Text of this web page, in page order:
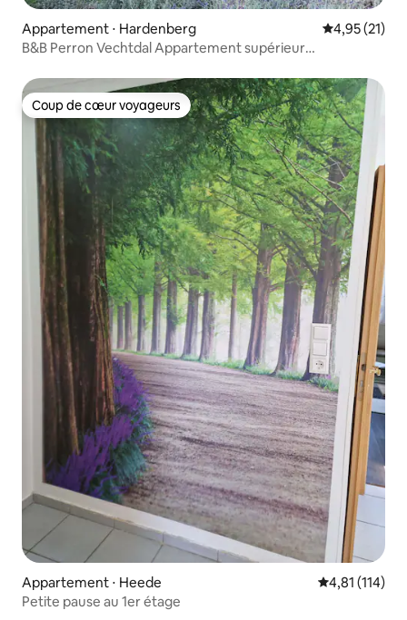
Appartement ⋅ Hardenberg Évaluation
4,95 (21)
B&B Perron Vechtdal Appartement supérieur
Coup de cœur voyageurs
Coup de cœur voyageurs
Appartement ⋅ Heede Évaluation
4,81 (114)
Petite pause au 1er étage